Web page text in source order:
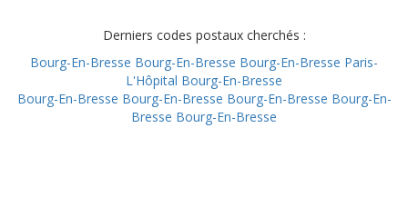
Derniers codes postaux cherchés :
Bourg-En-Bresse Bourg-En-Bresse Bourg-En-Bresse Paris-
L'Hôpital Bourg-En-Bresse
Bourg-En-Bresse Bourg-En-Bresse Bourg-En-Bresse Bourg-En-
Bresse Bourg-En-Bresse